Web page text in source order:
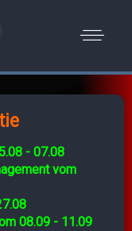
- 07.08
vom
08.09 - 11.09